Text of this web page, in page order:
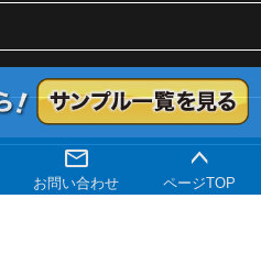
お問い合わせ ページTOP